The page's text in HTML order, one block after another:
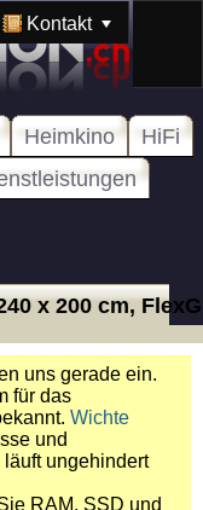
Kontakt
Heimkino
HiFi
x 200 cm,
uns gerade ein.
für das
Wichte
und
ungehindert
RAM, SSD und